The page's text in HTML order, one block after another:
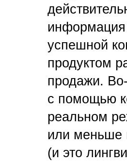
информация
успешной
продуктом
продажи.
с помощью
реальном
или меньше
(и это